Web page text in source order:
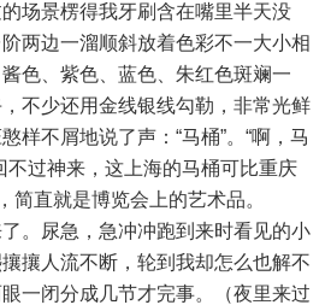
场景楞得我牙刷含在嘴里半天没
两边一溜顺斜放着色彩不一大小相
色、紫色、蓝色、朱红色斑斓一
不少还用金线银线勾勒，非常光鲜
样不屑地说了声：“马桶”。“啊，马
过神来，这上海的马桶可比重庆
简直就是博览会上的艺术品。
。尿急，急冲冲跑到来时看见的小
攘人流不断，轮到我却怎么也解不
一闭分成几节才完事。（夜里来过